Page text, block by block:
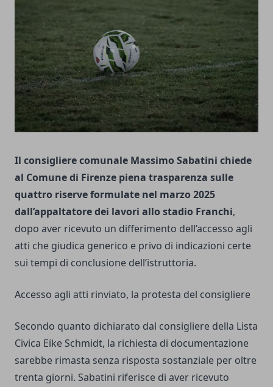
Il consigliere comunale Massimo Sabatini chiede
al Comune di Firenze piena trasparenza sulle
quattro riserve formulate nel marzo 2025
dall’appaltatore dei lavori allo stadio Franchi,
dopo aver ricevuto un differimento dell’accesso agli
atti che giudica generico e privo di indicazioni certe
sui tempi di conclusione dell’istruttoria.
Accesso agli atti rinviato, la protesta del consigliere
Secondo quanto dichiarato dal consigliere della Lista
Civica Eike Schmidt, la richiesta di documentazione
sarebbe rimasta senza risposta sostanziale per oltre
trenta giorni. Sabatini riferisce di aver ricevuto